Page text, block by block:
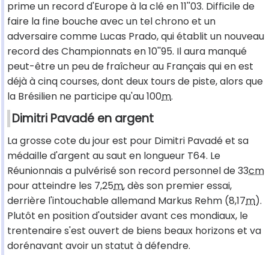
prime un record d'Europe à la clé en 11''03. Difficile de
faire la fine bouche avec un tel chrono et un
adversaire comme Lucas Prado, qui établit un nouveau
record des Championnats en 10''95. Il aura manqué
peut-être un peu de fraîcheur au Français qui en est
déjà à cinq courses, dont deux tours de piste, alors que
la Brésilien ne participe qu'au 100m.
Dimitri Pavadé en argent
La grosse cote du jour est pour Dimitri Pavadé et sa
médaille d'argent au saut en longueur T64. Le
Réunionnais a pulvérisé son record personnel de 33cm
pour atteindre les 7,25m, dès son premier essai,
derrière l'intouchable allemand Markus Rehm (8,17m).
Plutôt en position d'outsider avant ces mondiaux, le
trentenaire s'est ouvert de biens beaux horizons et va
dorénavant avoir un statut à défendre.